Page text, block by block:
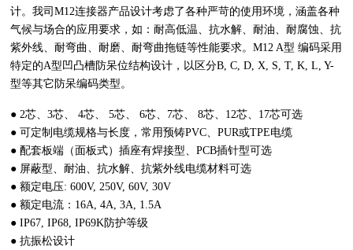
计。我司M12连接器产品设计考虑了各种严苛的使用环境，涵盖各种
气候与场合的应用要求，如：耐高低温、抗水解、耐油、耐腐蚀、抗
紫外线、耐弯曲、耐磨、耐弯曲拖链等性能要求。M12 A型 编码采用
特定的A型凹凸槽防呆位结构设计，以区分B, C, D, X, S, T, K, L, Y-
型等其它防呆编码类型。
● 2芯、3芯、 4芯、 5芯、 6芯、7芯、 8芯、12芯、17芯可选
● 可定制电缆规格与长度，常用预铸PVC、PUR或TPE电缆
● 配套板端（面板式）插座有焊接型、PCB插针型可选
● 屏蔽型、耐油、抗水解、抗紫外线电缆材料可选
● 额定电压: 600V, 250V, 60V, 30V
● 额定电流：16A, 4A, 3A, 1.5A
● IP67, IP68, IP69K防护等级
● 抗振松设计